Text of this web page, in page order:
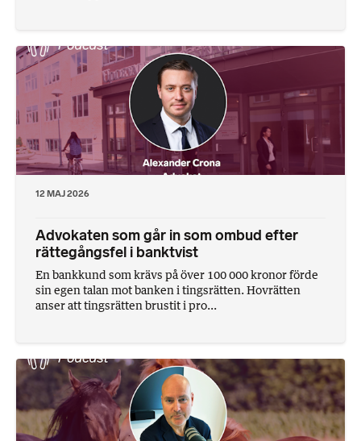
12 MAJ 2026
Advokaten som går in som ombud efter
rättegångsfel i banktvist
En bankkund som krävs på över 100 000 kronor förde
sin egen talan mot banken i tingsrätten. Hovrätten
anser att tingsrätten brustit i pro...